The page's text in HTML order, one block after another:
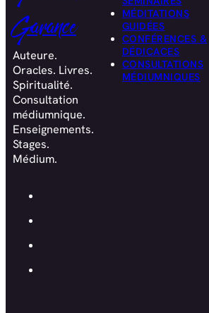
Garance
Auteure.
Oracles. Livres.
Spiritualité.
Consultation
médiumnique.
Enseignements.
Stages.
Médium.
MÉDITATIONS
GUIDÉES
CONFÉRENCES &
DÉDICACES
CONSULTATIONS
MÉDIUMNIQUES